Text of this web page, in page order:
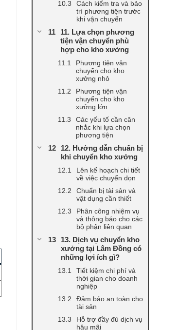
Cách kiểm tra và bảo
trì phương tiện trước
khi vận chuyển
11. Lựa chọn phương
tiện vận chuyển phù
hợp cho kho xưởng
Phương tiện vận
chuyển cho kho
xưởng nhỏ
Phương tiện vận
chuyển cho kho
xưởng lớn
Các yếu tố cần cân
nhắc khi lựa chọn
phương tiện
12. Hướng dẫn chuẩn bị
khi chuyển kho xưởng
Lên kế hoạch chi tiết
về việc chuyển dọn
Chuẩn bị tài sản và
vật dụng cần thiết
Phân công nhiệm vụ
và thông báo cho các
bộ phận liên quan
13. Dịch vụ chuyển kho
xưởng tại Lâm Đồng có
những lợi ích gì?
Tiết kiệm chi phí và
thời gian cho doanh
nghiệp
Đảm bảo an toàn cho
tài sản
Hỗ trợ đầy đủ dịch vụ
hậu mãi